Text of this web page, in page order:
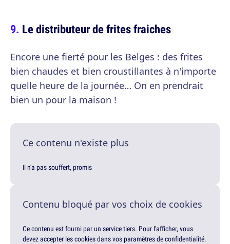
Le distributeur de frites fraiches
Encore une fierté pour les Belges : des frites
bien chaudes et bien croustillantes à n'importe
quelle heure de la journée… On en prendrait
bien un pour la maison !
Ce contenu n'existe plus
Il n'a pas souffert, promis
Contenu bloqué par vos choix de cookies
Ce contenu est fourni par un service tiers. Pour l'afficher, vous
devez accepter les cookies dans vos paramètres de confidentialité.